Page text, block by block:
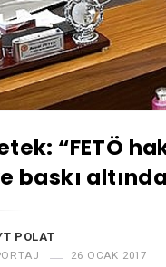
“FETÖ
baskı
POLAT
26 OCAK 2017